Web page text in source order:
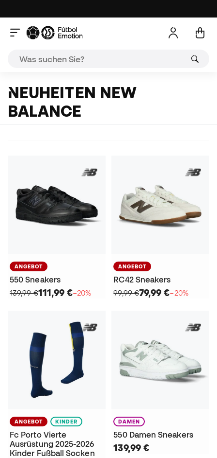
NEUHEITEN NEW
BALANCE
ANGEBOT
550 Sneakers
139,99 €111,99 €−20%
ANGEBOT
RC42 Sneakers
99,99 €79,99 €−20%
ANGEBOT KINDER
Fc Porto Vierte
Ausrüstung 2025-2026
Kinder Fußball Socken
DAMEN
550 Damen Sneakers
139,99 €